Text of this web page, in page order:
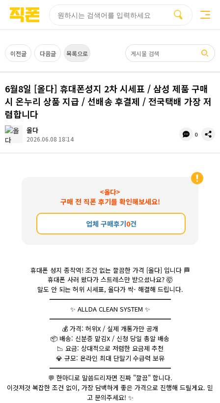
이전글 다음글 목록으로
6월8일 [올다] 휴대폰성지 2차 시세표 / 삼성 제품 구매
시 온누리 상품 지급 / 선배송 후결제 / 전국택배 가장 저
렴합니다
올다
2026.06.08 18:14
댓
수
0
공
<올다>
구매 전 직폰 후기를 확인해보세요!
업체 구매후기0건
휴대폰 성지 종착역! 조건 없는 깔끔한 가격 [올다] 입니다 🏁
휴대폰 사러 왔다가 스트레스만 받으셨나요? 🤯
말도 안 되는 허위 시세표, 올다가 싹- 해결해 드립니다.
━━━━━━━━━━━━━━━━━━━
✨ ALLDA CLEAN SYSTEM ✨
━━━━━━━━━━━━━━━━━━━
💰 가격: 허위X / 실제 개통가만 공개
📦 배송: 신분증 맡김X / 신청 당일 총알 배송
📉 요금: 상대적으로 저렴한 요금제 추천
💎규모: 온라인 최대 단말기 수급력 보유
━━━━━━━━━━━━━━━━━━━
💬 한마디로 말씀드리자면 진짜 "깔끔" 합니다.
이것저것 복잡한 조건 없이, 가장 담백하게 좋은 가격으로 진행해 드릴게요. 믿
고 문의주세요! ✨
페이지
페이지
페이지
페이지